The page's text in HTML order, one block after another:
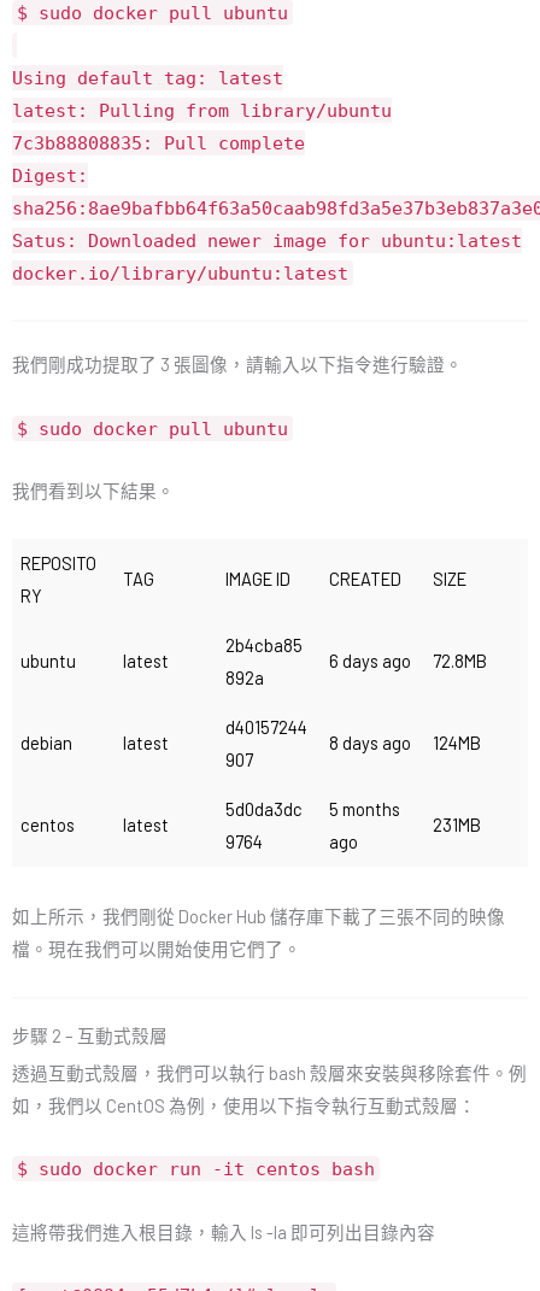
$ sudo docker pull ubuntu
Using default tag: latest
latest: Pulling from library/ubuntu
7c3b88808835: Pull complete
Digest:
Satus: Downloaded newer image for ubuntu:latest
docker.io/library/ubuntu:latest
我們剛成功提取了 3 張圖像，請輸入以下指令進行驗證。
$ sudo docker pull ubuntu
我們看到以下結果。
REPOSITO
RY
TAG IMAGE ID CREATED SIZE
ubuntu latest
2b4cba85
892a
6 days ago 72.8MB
debian latest
d40157244
907
8 days ago 124MB
centos latest
5d0da3dc
9764
5 months
ago
231MB
如上所示，我們剛從 Docker Hub 儲存庫下載了三張不同的映像
檔。現在我們可以開始使用它們了。
步驟 2 – 互動式殼層
透過互動式殼層，我們可以執行 bash 殼層來安裝與移除套件。例
如，我們以 CentOS 為例，使用以下指令執行互動式殼層：
$ sudo docker run -it centos bash
這將帶我們進入根目錄，輸入 ls -la 即可列出目錄內容